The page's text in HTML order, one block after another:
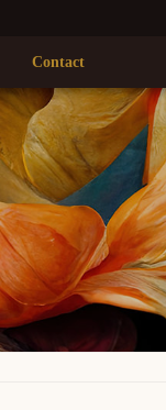
Contact